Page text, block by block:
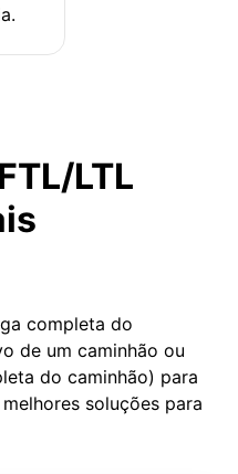
LTL
completa do
de um caminhão ou
do caminhão) para
soluções para